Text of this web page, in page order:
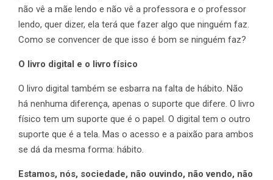
não vê a mãe lendo e não vê a professora e o professor
lendo, quer dizer, ela terá que fazer algo que ninguém faz.
Como se convencer de que isso é bom se ninguém faz?
O livro digital e o livro físico
O livro digital também se esbarra na falta de hábito. Não
há nenhuma diferença, apenas o suporte que difere. O livro
físico tem um suporte que é o papel. O digital tem o outro
suporte que é a tela. Mas o acesso e a paixão para ambos
se dá da mesma forma: hábito.
Estamos, nós, sociedade, não ouvindo, não vendo, não